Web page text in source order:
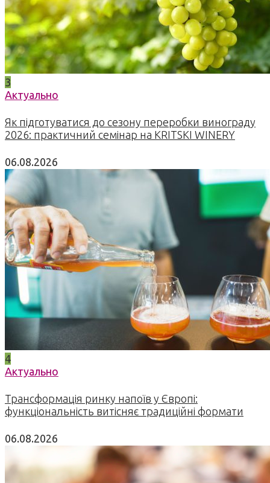
3
Актуально
Як підготуватися до сезону переробки винограду
2026: практичний семінар на KRITSKI WINERY
06.08.2026
4
Актуально
Трансформація ринку напоїв у Європі:
функціональність витісняє традиційні формати
06.08.2026